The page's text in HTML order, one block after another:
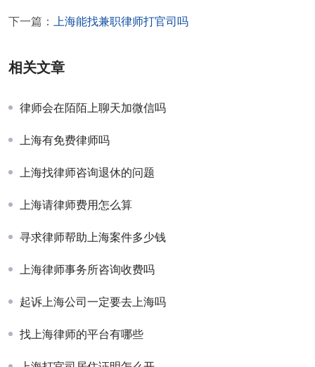
下一篇：
上海能找兼职律师打官司吗
相关文章
律师会在陌陌上聊天加微信吗
上海有免费律师吗
上海找律师咨询退休的问题
上海请律师费用怎么算
寻求律师帮助上海案件多少钱
上海律师事务所咨询收费吗
起诉上海公司一定要去上海吗
找上海律师的平台有哪些